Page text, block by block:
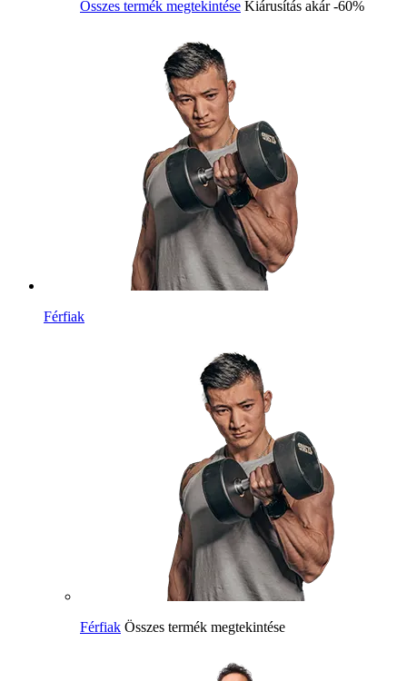
Összes termék megtekintése Kiárusítás akár -60%
Férfiak
Férfiak Összes termék megtekintése